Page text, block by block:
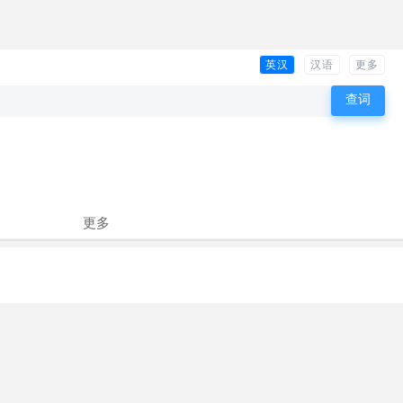
英汉 汉语 更多
更多